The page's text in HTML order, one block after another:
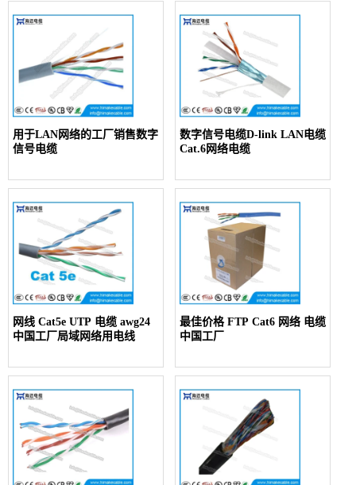
用于LAN网络的工厂销售数字
信号电缆
数字信号电缆D-link LAN电缆
Cat.6网络电缆
网线 Cat5e UTP 电缆 awg24
中国工厂局域网络用电线
最佳价格 FTP Cat6 网络 电缆
中国工厂